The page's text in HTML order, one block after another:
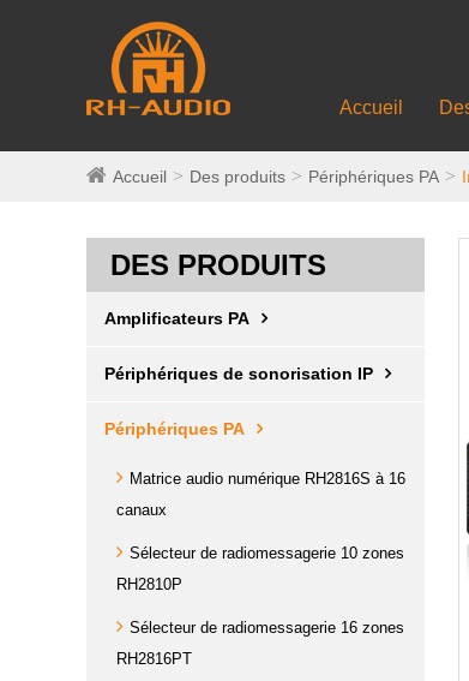
Accueil
Accueil Des produits Périphériques PA
DES PRODUITS
Amplificateurs PA
Périphériques de sonorisation IP
Périphériques PA
Matrice audio numérique RH2816S à 16
canaux
Sélecteur de radiomessagerie 10 zones
RH2810P
Sélecteur de radiomessagerie 16 zones
RH2816PT